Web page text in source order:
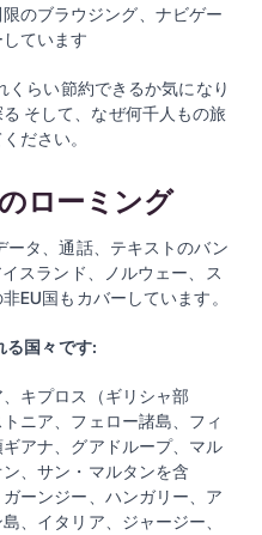
のブラウジング、ナビゲー
ています
くらい節約できるか気になり
そして、なぜ何千人もの旅
ださい。
ローミング
ータ、通話、テキストのバン
スランド、ノルウェー、ス
EU国もカバーしています。
る国々です:
キプロス（ギリシャ部
ニア、フェロー諸島、フィ
アナ、グアドループ、マル
、サン・マルタンを含
ーンジー、ハンガリー、ア
、イタリア、ジャージー、